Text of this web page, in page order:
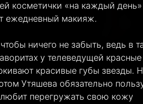
косметички «на каждый
ежедневный макияж.
ничего не забыть, ведь в
у телеведущей красные
красивые губы звезды.
Утяшева обязательно
перегружать свою кожу